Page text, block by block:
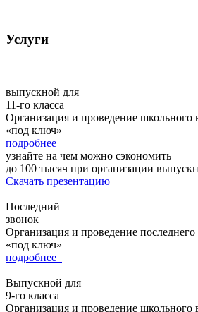
Услуги
выпускной для
11-го класса
Организация и проведение школьного
«под ключ»
подробнее
узнайте на чем можно сэкономить
до 100 тысяч при организации
Скачать презентацию
Последний
звонок
Организация и проведение последнего
«под ключ»
подробнее
Выпускной для
9-го класса
Организация и проведение школьного